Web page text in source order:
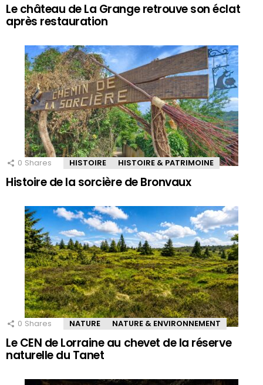
Le château de La Grange retrouve son éclat
après restauration
0 Shares HISTOIRE HISTOIRE & PATRIMOINE
Histoire de la sorcière de Bronvaux
0 Shares NATURE NATURE & ENVIRONNEMENT
Le CEN de Lorraine au chevet de la réserve
naturelle du Tanet